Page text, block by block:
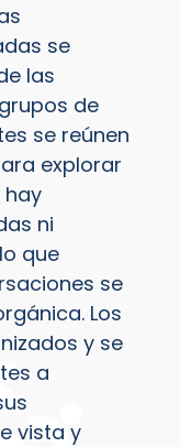
se
las
de
se reúnen
explorar
hay
ni
que
se
Los
y se
a
vista y